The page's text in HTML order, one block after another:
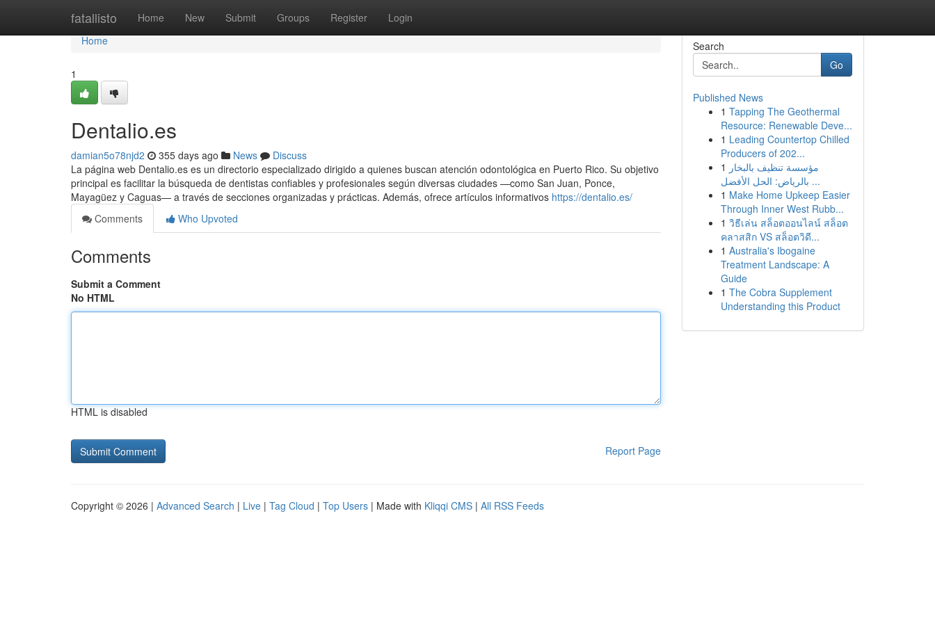
fatallisto Home New Submit Groups Register Login
Home
Home
1
Dentalio.es
damian5o78njd2 355 days ago News
Discuss
La página web Dentalio.es es un directorio especializado dirigido a quienes buscan atención odontológica en Puerto Rico. Su objetivo
principal es facilitar la búsqueda de dentistas confiables y profesionales según diversas ciudades —como San Juan, Ponce,
Mayagüez y Caguas— a través de secciones organizadas y prácticas. Además, ofrece artículos informativos https://dentalio.es/
Comments
Who Upvoted
Comments
Submit a Comment
No HTML
HTML is disabled
Report Page
Search
Go
Published News
1 Tapping The Geothermal
Resource: Renewable Deve...
1 Leading Countertop Chilled
Producers of 202...
1 مؤسسة تنظيف بالبخار
بالرياض: الحل الأفضل ...
1 Make Home Upkeep Easier
Through Inner West Rubb...
1 วิธีเล่น สล็อตออนไลน์ สล็อต
คลาสสิก VS สล็อตวิดี...
1 Australia's Ibogaine
Treatment Landscape: A
Guide
1 The Cobra Supplement
Understanding this Product
Copyright © 2026 | Advanced Search | Live | Tag Cloud | Top Users | Made with Kliqqi CMS | All RSS Feeds